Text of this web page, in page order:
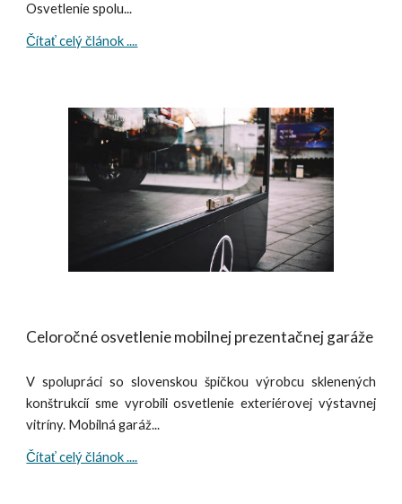
Osvetlenie spolu...
Čítať celý článok ....
Celoročné osvetlenie mobilnej prezentačnej garáže
V spolupráci so slovenskou špičkou výrobcu sklenených
konštrukcií sme vyrobili osvetlenie exteriérovej výstavnej
vitríny. Mobilná garáž...
Čítať celý článok ....